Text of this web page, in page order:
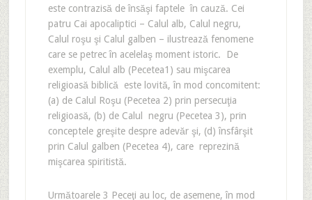
este contrazisă de însăşi faptele în cauză. Cei
patru Cai apocaliptici – Calul alb, Calul negru,
Calul roşu şi Calul galben – ilustrează fenomene
care se petrec în acelelaş moment istoric. De
exemplu, Calul alb (Pecetea1) sau mişcarea
religioasă biblică este lovită, în mod concomitent:
(a) de Calul Roşu (Pecetea 2) prin persecuţia
religioasă, (b) de Calul negru (Pecetea 3), prin
conceptele greşite despre adevăr şi, (d) însfârşit
prin Calul galben (Pecetea 4), care reprezină
mişcarea spiritistă.
Următoarele 3 Peceţi au loc, de asemene, în mod